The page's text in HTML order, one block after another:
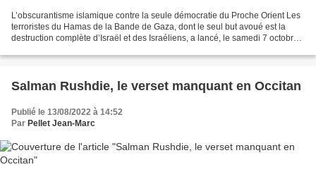
L’obscurantisme islamique contre la seule démocratie du Proche Orient Les
terroristes du Hamas de la Bande de Gaza, dont le seul but avoué est la
destruction complète d’Israël et des Israéliens, a lancé, le samedi 7 octobre,
Salman Rushdie, le verset manquant en Occitan
Publié le 13/08/2022 à 14:52
Par Pellet Jean-Marc